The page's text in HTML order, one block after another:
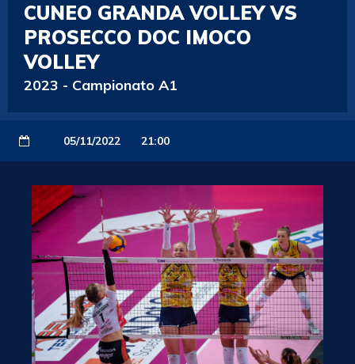
CUNEO GRANDA VOLLEY VS
PROSECCO DOC IMOCO
VOLLEY
2023 - Campionato A1
05/11/2022 21:00